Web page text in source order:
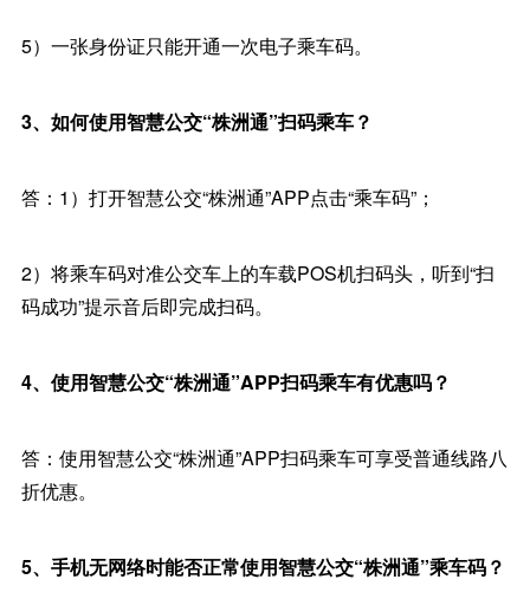
5）一张身份证只能开通一次电子乘车码。
3、如何使用智慧公交“株洲通”扫码乘车？
答：1）打开智慧公交“株洲通”APP点击“乘车码”；
2）将乘车码对准公交车上的车载POS机扫码头，听到“扫
码成功”提示音后即完成扫码。
4、使用智慧公交“株洲通”APP扫码乘车有优惠吗？
答：使用智慧公交“株洲通”APP扫码乘车可享受普通线路八
折优惠。
5、手机无网络时能否正常使用智慧公交“株洲通”乘车码？